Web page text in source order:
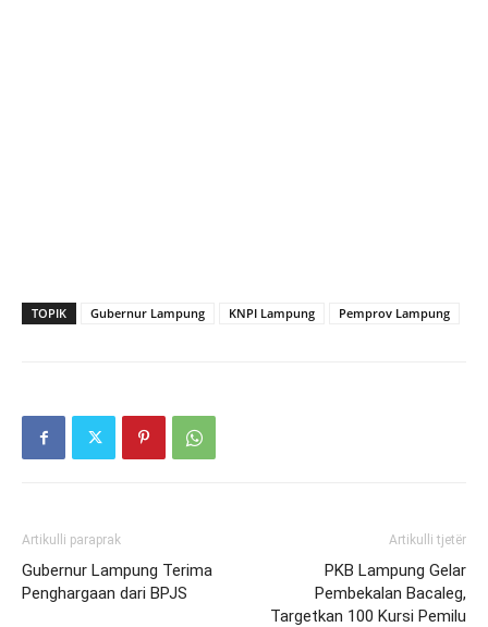
TOPIK Gubernur Lampung KNPI Lampung Pemprov Lampung
Artikulli paraprak
Gubernur Lampung Terima
Penghargaan dari BPJS
Artikulli tjetër
PKB Lampung Gelar
Pembekalan Bacaleg,
Targetkan 100 Kursi Pemilu